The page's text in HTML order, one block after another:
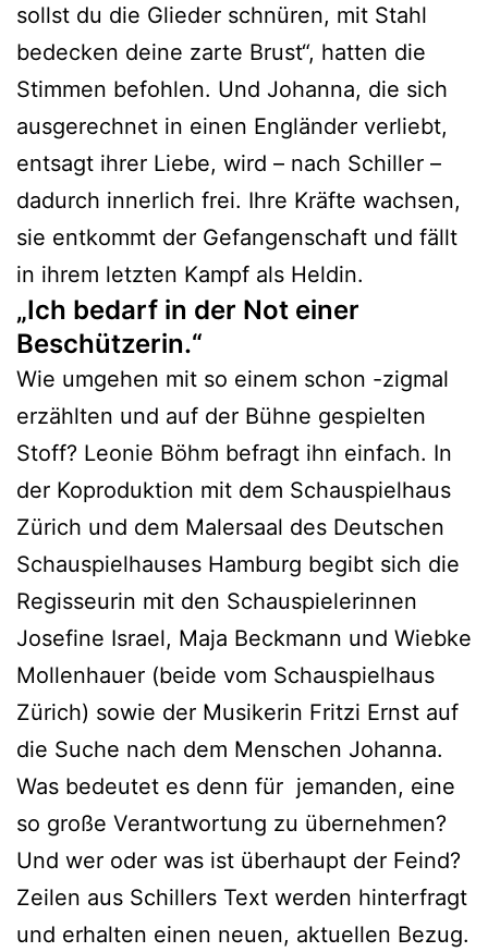
sollst du die Glieder schnüren, mit Stahl
bedecken deine zarte Brust“, hatten die
Stimmen befohlen. Und Johanna, die sich
ausgerechnet in einen Engländer verliebt,
entsagt ihrer Liebe, wird – nach Schiller –
dadurch innerlich frei. Ihre Kräfte wachsen,
sie entkommt der Gefangenschaft und fällt
in ihrem letzten Kampf als Heldin.
„Ich bedarf in der Not einer
Beschützerin.“
Wie umgehen mit so einem schon -zigmal
erzählten und auf der Bühne gespielten
Stoff? Leonie Böhm befragt ihn einfach. In
der Koproduktion mit dem Schauspielhaus
Zürich und dem Malersaal des Deutschen
Schauspielhauses Hamburg begibt sich die
Regisseurin mit den Schauspielerinnen
Josefine Israel, Maja Beckmann und Wiebke
Mollenhauer (beide vom Schauspielhaus
Zürich) sowie der Musikerin Fritzi Ernst auf
die Suche nach dem Menschen Johanna.
Was bedeutet es denn für jemanden, eine
so große Verantwortung zu übernehmen?
Und wer oder was ist überhaupt der Feind?
Zeilen aus Schillers Text werden hinterfragt
und erhalten einen neuen, aktuellen Bezug.